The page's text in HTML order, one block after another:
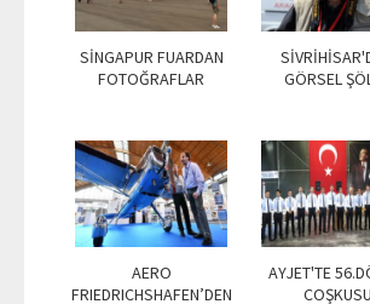
SİNGAPUR FUARDAN
FOTOĞRAFLAR
GÖRSEL
AERO
FRIEDRICHSHAFEN’DEN
AYJET'TE
COŞKUSU